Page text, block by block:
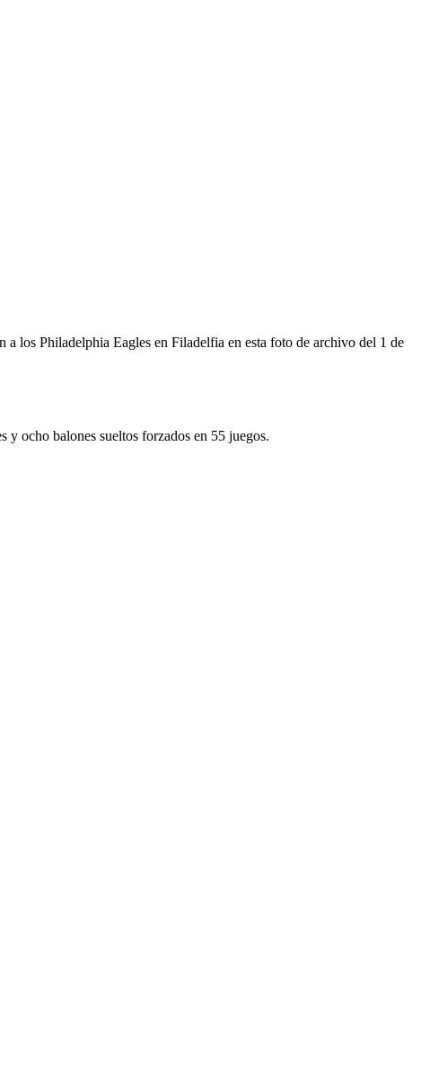
los Philadelphia Eagles en Filadelfia en esta foto de archivo del 1 de
ocho balones sueltos forzados en 55 juegos.